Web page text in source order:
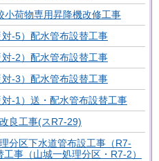
小荷物専用昇降機改修工事
対-5）配水管布設替工事
対-2）配水管布設替工事
対-3）配水管布設替工事
対-1）送・配水管布設替工事
良工事(スR7-29)
分区下水道管布設工事（R7-
事（山城一処理分区・R7-2）